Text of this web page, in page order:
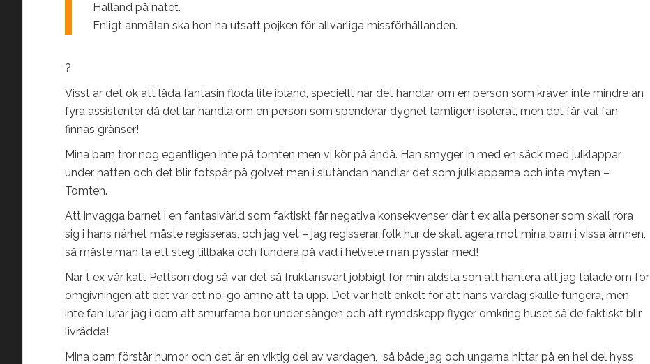
Halland på nätet.
Enligt anmälan ska hon ha utsatt pojken för allvarliga missförhållanden.
?
Visst är det ok att låda fantasin flöda lite ibland, speciellt när det handlar om en person som kräver inte mindre än
fyra assistenter då det lär handla om en person som spenderar dygnet tämligen isolerat, men det får väl fan
finnas gränser!
Mina barn tror nog egentligen inte på tomten men vi kör på ändå. Han smyger in med en säck med julklappar
under natten och det blir fotspår på golvet men i slutändan handlar det som julklapparna och inte myten –
Tomten.
Att invagga barnet i en fantasivärld som faktiskt får negativa konsekvenser där t ex alla personer som skall röra
sig i hans närhet måste regisseras, och jag vet – jag regisserar folk hur de skall agera mot mina barn i vissa ämnen,
så måste man ta ett steg tillbaka och fundera på vad i helvete man pysslar med!
När t ex vår katt Pettson dog så var det så fruktansvärt jobbigt för min äldsta son att hantera att jag talade om för
omgivningen att det var ett no-go ämne att ta upp. Det var helt enkelt för att hans vardag skulle fungera, men
inte fan lurar jag i dem att smurfarna bor under sängen och att rymdskepp flyger omkring huset så de faktiskt blir
livrädda!
Mina barn förstår humor, och det är en viktig del av vardagen, så både jag och ungarna hittar på en hel del hyss